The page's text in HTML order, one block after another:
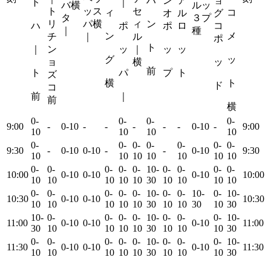
ト
ハ
ト
前
ト
リ
チ
ン
ョ
ズ
コ
前
バ横
タ
ッス
パ横
ィ
ン
グ
横
ポ
ッ
パ
セ
ィ
ル
横
ン
ト
前
オ
ポ
ッ
プ
ル
ロ
ッ
ト
ルッ
３プ
種
グ
コ
ポ
ッ
ド
コ
メ
ッ
ト
横
9:00
0-
10
- 0-10 - -
0-
10
-
0-
10
- - 0-10 -
0-
10
9:00
9:30
0-
10
- 0-10 0-10 -
0-
10
0-
10
0-
10
-
0-
10
0-10
0-
10
0-
10
9:30
10:00
0-
10
0-
10
0-10 0-10
0-
10
0-
10
0-
10
10-
30
0-
10
0-
10
0-10
0-
10
0-
10
10:00
10:30
0-
10
0-
10
0-10 0-10
0-
10
0-
10
0-
10
10-
30
0-
10
0-
10
10-
30
0-
10
10-
30
10:30
11:00
10-
30
0-
10
0-10 0-10
0-
10
0-
10
0-
10
10-
30
0-
10
0-
10
0-10
0-
10
10-
30
11:00
11:30
0-
10
0-
10
0-10 0-10
0-
10
0-
10
0-
10
10-
30
0-
10
0-
10
0-10
0-
10
10-
30
11:30